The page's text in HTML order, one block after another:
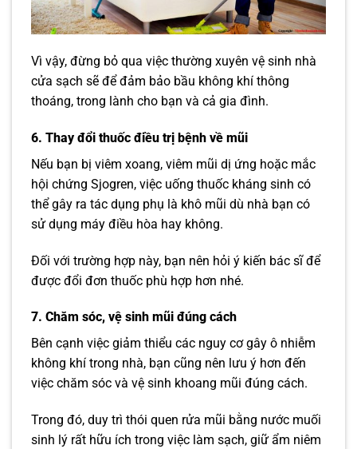
Vì vậy, đừng bỏ qua việc thường xuyên vệ sinh nhà
cửa sạch sẽ để đảm bảo bầu không khí thông
thoáng, trong lành cho bạn và cả gia đình.
6. Thay đổi thuốc điều trị bệnh về mũi
Nếu bạn bị viêm xoang, viêm mũi dị ứng hoặc mắc
hội chứng Sjogren, việc uống thuốc kháng sinh có
thể gây ra tác dụng phụ là khô mũi dù nhà bạn có
sử dụng máy điều hòa hay không.
Đối với trường hợp này, bạn nên hỏi ý kiến bác sĩ để
được đổi đơn thuốc phù hợp hơn nhé.
7. Chăm sóc, vệ sinh mũi đúng cách
Bên cạnh việc giảm thiểu các nguy cơ gây ô nhiễm
không khí trong nhà, bạn cũng nên lưu ý hơn đến
việc chăm sóc và vệ sinh khoang mũi đúng cách.
Trong đó, duy trì thói quen rửa mũi bằng nước muối
sinh lý rất hữu ích trong việc làm sạch, giữ ẩm niêm